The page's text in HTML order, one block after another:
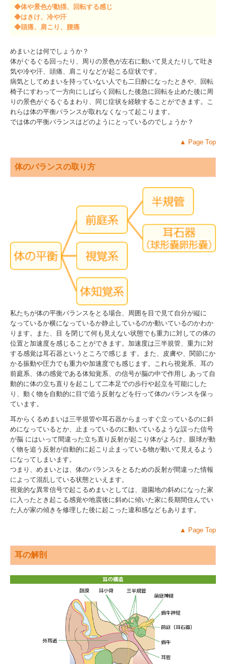
◆体や景色が動揺、回転する感じ
◆はきけ、冷や汗
◆頭痛、肩こり、腰痛
めまいとは何でしょうか？
体がぐるぐる回ったり、周りの景色が左右に動いて見えたりして吐き
気や冷や汗、頭痛、肩こりなどが起こる症状です。
病気としてめまいを持っていない人でも二日酔になったときや、回転
椅子にすわって一方向にしばらく回転した後急に回転を止めた後に周
りの景色がぐるぐるまわり、同じ症状を経験することができます。こ
れらは体の平衡バランスが取れなくなって起こります。
では体の平衡バランスはどのようにとっているのでしょうか？
▲ Page Top
体のバランスの取り方
私たちが体の平衡バランスをとる場合、周囲を目で見て自分が縦に
なっているか横になっているか静止しているのか動いているのかわか
ります。また、目 を閉じて何も見えない状態でも重力に対しての体の
位置と加速度を感じることができます。加速度は三半規管、重力に対
する感覚は耳石器というところで感じま す。また、皮膚や、関節にか
かる振動や圧力でも重力や加速度でも感じます。これら視覚系、耳の
前庭系、体の感覚である体知覚系、の信号が脳の中で作用し あって自
動的に体の立ち直りを起こして二本足での歩行や起立を可能にした
り、動く物を自動的に目で追う反射などを行って体のバランスを保っ
ています。
耳からくるめまいは三半規管や耳石器からまっすぐ立っているのに斜
めになっているとか、止まっているのに動いているような誤った信号
が脳 にはいって間違った立ち直り反射が起こり体がよろけ、眼球が動
く物を追う反射が自動的に起こり止まっている物が動いて見えるよう
になってしまいます。
つまり、めまいとは、体のバランスをとるための反射が間違った情報
によって混乱している状態といえます。
視覚的な異常信号で起こるめまいとしては、遊園地の斜めになった家
に入ったとき起こる感覚や地震後に斜めに傾いた家に長期間住んでい
た人が家の傾きを修理した後に起こった違和感などもあります。
▲ Page Top
耳の解剖